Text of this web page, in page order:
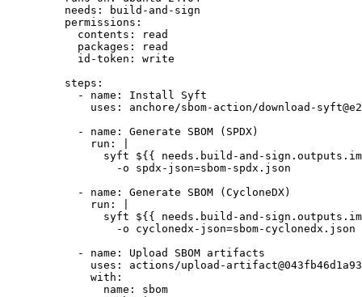
needs :
build-and-sign
permissions :
contents :
read
packages :
read
id-token : write
steps :
- name : Install Syft
uses : anchore/sbom-action/download-
- name : Generate SBOM (SPDX)
run :
syft ${{ needs.build-and-
-o spdx-json=sbom-spdx.json
- name : Generate SBOM (CycloneDX)
run :
syft ${{ needs.build-and-
-o cyclonedx-json=sbom-cyclonedx.json
- name : Upload SBOM artifacts
uses : actions/upload-
with :
name : sbom